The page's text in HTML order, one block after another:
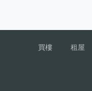
買樓 租屋